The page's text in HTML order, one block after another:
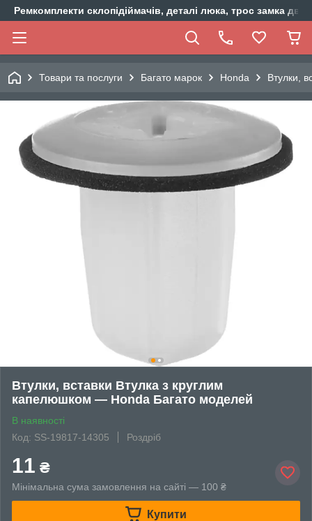
Ремкомплекти склопідіймачів, деталі люка, трос замка
Товари та послуги Багато марок Honda Втулки,
Втулки, вставки Втулка з круглим
капелюшком — Honda Багато моделей
В наявності
Код: SS-19817-14305
Роздріб
11 ₴
Мінімальна сума замовлення на сайті — 100 ₴
Купити